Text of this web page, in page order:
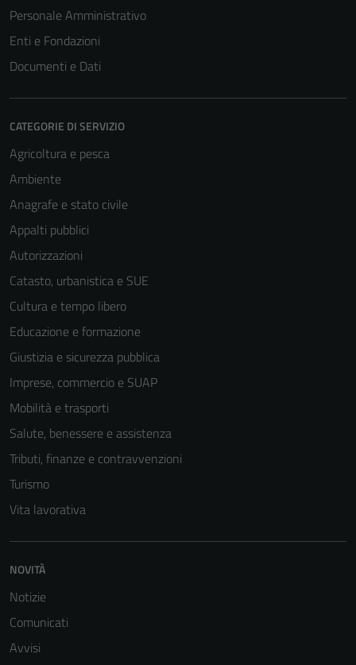
Personale Amministrativo
Enti e Fondazioni
Documenti e Dati
CATEGORIE DI SERVIZIO
Agricoltura e pesca
Ambiente
Anagrafe e stato civile
Appalti pubblici
Autorizzazioni
Catasto, urbanistica e SUE
Cultura e tempo libero
Educazione e formazione
Giustizia e sicurezza pubblica
Imprese, commercio e SUAP
Mobilità e trasporti
Salute, benessere e assistenza
Tributi, finanze e contravvenzioni
Turismo
Vita lavorativa
NOVITÀ
Notizie
Comunicati
Avvisi